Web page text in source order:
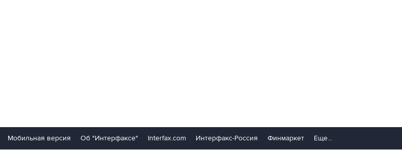
Мобильная версия Об "Интерфаксе" Interfax.com Интерфакс-Россия Финмаркет Еще...